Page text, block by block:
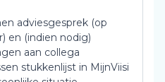
adviesgesprek (op
en (indien nodig)
aan collega
stukkenlijst in MijnViisi